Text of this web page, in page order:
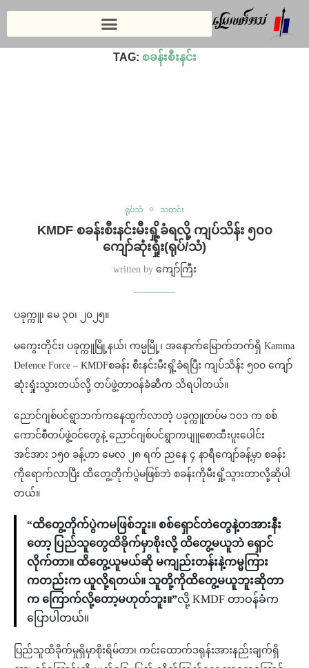
TAG: စခန်းစီးနင်း⁩
ရုပ်သံ သတင်း
KMDF စခန်းစီးနင်းမီးရှို့ခံရလို့ ကျပ်သိန်း ၅၀၀
ကျော်ဆုံးရှုံး(ရုပ်/သံ)
written by ကျော်ကြီး
ပခုက္ကူ၊ မေ ၃၀၊ ၂၀၂၅။
မကွေးတိုင်း၊ ပခုက္ကူမြို့နယ်၊ ကမ္မမြို့၊ အနောက်မြောက်ဘက်ရှိ Kamma
Defence Force – KMDFစခန်း စီးနင်းမီးရှို့ခံရပြီး ကျပ်သိန်း ၅၀၀ ကျော်
ဆုံးရှုံးသွားတယ်လို့ တပ်ဖွဲ့တာဝန်ခံဆီက သိရပါတယ်။
ညောင်ဂျစ်ပင်ရွာဘက်ကနေထွက်လာတဲ့ ပခုက္ကူတပ်မ ၁၀၁ က စစ်
ကောင်စီတပ်ဖွဲ့ဝင်တွေနဲ့ ညောင်ဂျစ်ပင်ရွာကပျူစောထီးပူးပေါင်း
အင်အား ၁၅၀ ခန့်ဟာ မေလ ၂၈ ရက် ညနေ ၄ နာရီကျော်ခန့်မှာ စခန်း
ကိုရောက်လာပြီး ထိတွေ့တိုက်ပွဲမဖြစ်ဘဲ စခန်းကိုမီးရှို့သွားတာလို့ဆိုပါ
တယ်။
“ထိတွေ့တိုက်ပွဲကမဖြစ်ဘူး။ စစ်ရှောင်တဲတွေနဲ့တအားနီး
တော့ ပြည်သူတွေထိခိုက်မှာစိုးလို့ ထိတွေ့မယူဘဲ ရှောင်
လိုက်တာ။ ထိတွေ့ယူမယ်ဆို မကျည်းတန်းနဲ့ကမ္မကြား
ကတည်းက ယူလို့ရတယ်။ သူတို့ကိုထိတွေ့မယူဘူးဆိုတာ
က ကြောက်လို့တော့မဟုတ်ဘူး။”လို့ KMDF တာဝန်ခံက
ပြောပါတယ်။
ပြည်သူထိခိုက်မှုရှိမှာစိုးရိမ်တာ၊ ကင်းထောက်ဒရုန်းအားနည်းချက်ရှိ